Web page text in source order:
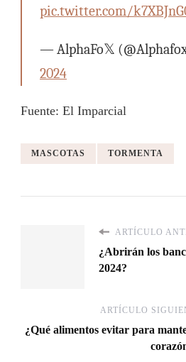
pic.twitter.com/
— AlphaFo𝕏
2024
Fuente: El Imparcial
MASCOTAS TORMENTA
ARTÍCULO
¿Abrirán los
2024?
ARTÍCULO
¿Qué alimentos evitar para